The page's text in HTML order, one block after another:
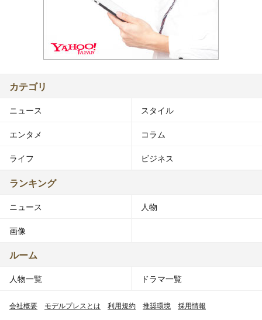
カテゴリ
ニュース スタイル
エンタメ コラム
ライフ ビジネス
ランキング
ニュース 人物
画像
ルーム
人物一覧 ドラマ一覧
会社概要 モデルプレスとは 利用規約 推奨環境 採用情報